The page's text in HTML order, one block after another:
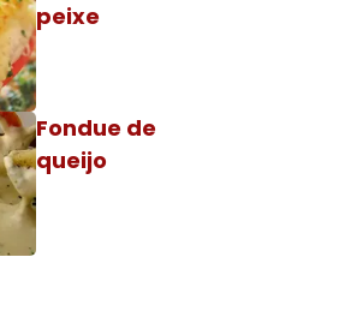
peixe
Fondue de
queijo